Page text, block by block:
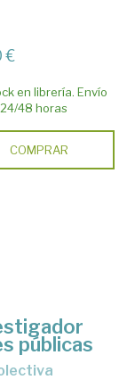
€
en librería. Envío
48 horas
COMPRAR
públicas